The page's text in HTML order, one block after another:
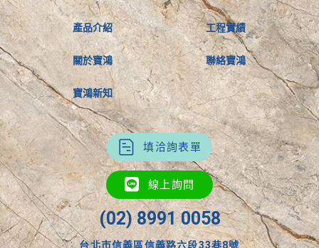
產品介紹
關於寶鴻
寶鴻新知
工程實績
聯絡寶鴻
填洽詢表單
線上詢問
(02) 8991 0058
台北市信義區信義路六段33巷8號